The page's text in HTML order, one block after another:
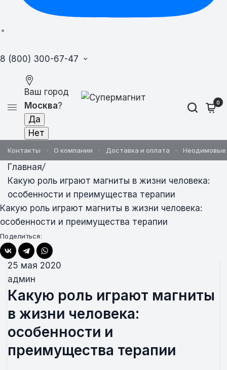
8 (800) 300-67-47
Ваш город
Москва? 0
Контакты О компании Доставка и оплата
Главная/
Какую роль играют магниты в жизни человека:
особенности и преимущества терапии
Какую роль играют магниты в жизни человека:
особенности и преимущества терапии
Поделиться:
25 мая 2020
админ
Какую роль играют магниты
в жизни человека:
особенности и
преимущества терапии